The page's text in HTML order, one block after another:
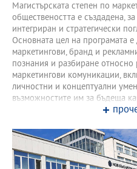
Магистърската степен по
обществеността е създадена,
интегриран и стратегически
Основната цел на програмата
маркетингови, бранд и
познания и разбиране
маркетингови комуникации,
личностни и концептуални
възможностите им за бъдеща
Основните ценности, които
и я разграничават от
маркетинг, са интегративният
маркетингови реалности и
балансиран микс от